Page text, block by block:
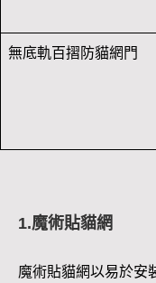
無底軌百摺防貓網門
1.魔術貼貓網
魔術貼貓網以易於安